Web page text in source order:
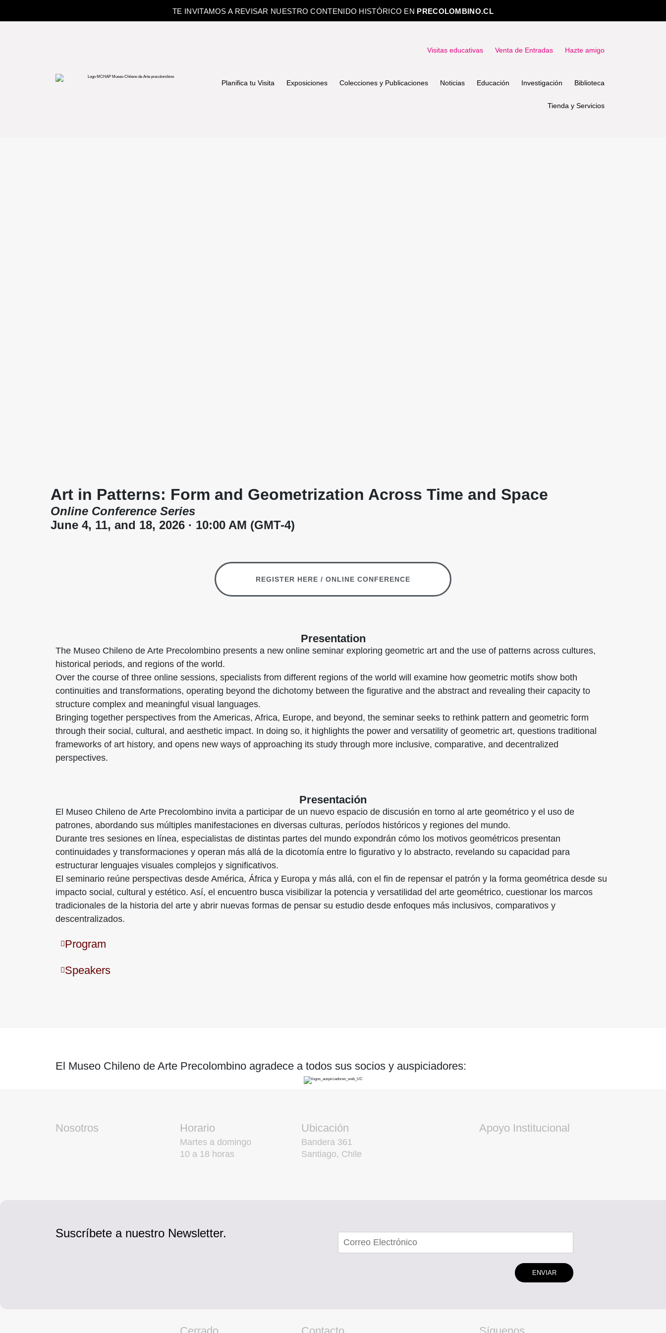
TE INVITAMOS A REVISAR NUESTRO CONTENIDO HISTÓRICO EN PRECOLOMBINO.CL
Visitas educativas Venta de Entradas Hazte amigo
Planifica tu Visita Exposiciones Colecciones y Publicaciones Noticias Educación Investigación Biblioteca
Tienda y Servicios
Art in Patterns: Form and Geometrization Across Time and Space
Online Conference Series
June 4, 11, and 18, 2026 · 10:00 AM (GMT-4)
REGISTER HERE / ONLINE CONFERENCE
Presentation
The Museo Chileno de Arte Precolombino presents a new online seminar exploring geometric art and the use of patterns across cultures,
historical periods, and regions of the world.
Over the course of three online sessions, specialists from different regions of the world will examine how geometric motifs show both
continuities and transformations, operating beyond the dichotomy between the figurative and the abstract and revealing their capacity to
structure complex and meaningful visual languages.
Bringing together perspectives from the Americas, Africa, Europe, and beyond, the seminar seeks to rethink pattern and geometric form
through their social, cultural, and aesthetic impact. In doing so, it highlights the power and versatility of geometric art, questions traditional
frameworks of art history, and opens new ways of approaching its study through more inclusive, comparative, and decentralized
perspectives.
Presentación
El Museo Chileno de Arte Precolombino invita a participar de un nuevo espacio de discusión en torno al arte geométrico y el uso de
patrones, abordando sus múltiples manifestaciones en diversas culturas, períodos históricos y regiones del mundo.
Durante tres sesiones en línea, especialistas de distintas partes del mundo expondrán cómo los motivos geométricos presentan
continuidades y transformaciones y operan más allá de la dicotomía entre lo figurativo y lo abstracto, revelando su capacidad para
estructurar lenguajes visuales complejos y significativos.
El seminario reúne perspectivas desde América, África y Europa y más allá, con el fin de repensar el patrón y la forma geométrica desde su
impacto social, cultural y estético. Así, el encuentro busca visibilizar la potencia y versatilidad del arte geométrico, cuestionar los marcos
tradicionales de la historia del arte y abrir nuevas formas de pensar su estudio desde enfoques más inclusivos, comparativos y
descentralizados.
Program
Speakers
El Museo Chileno de Arte Precolombino agradece a todos sus socios y auspiciadores:
Nosotros Horario
Martes a domingo
10 a 18 horas
Ubicación
Bandera 361
Santiago, Chile
Apoyo Institucional
Suscríbete a nuestro Newsletter.
ENVIAR